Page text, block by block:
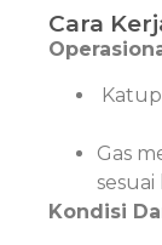
Cara
Gas
Kondisi